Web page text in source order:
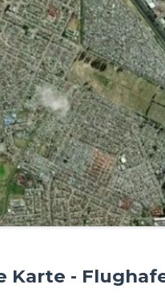
Karte -